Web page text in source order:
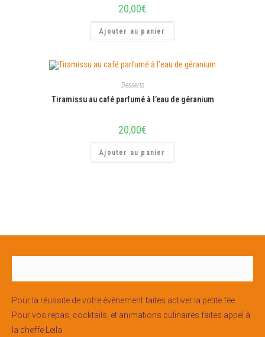
20,00€
Ajouter au panier
Desserts
Tiramissu au café parfumé à l’eau de géranium
20,00€
Ajouter au panier
Pour la réussite de votre événement faites activer la petite fée.
Pour vos repas, cocktails, et animations culinaires faites appel à
la cheffe Leila